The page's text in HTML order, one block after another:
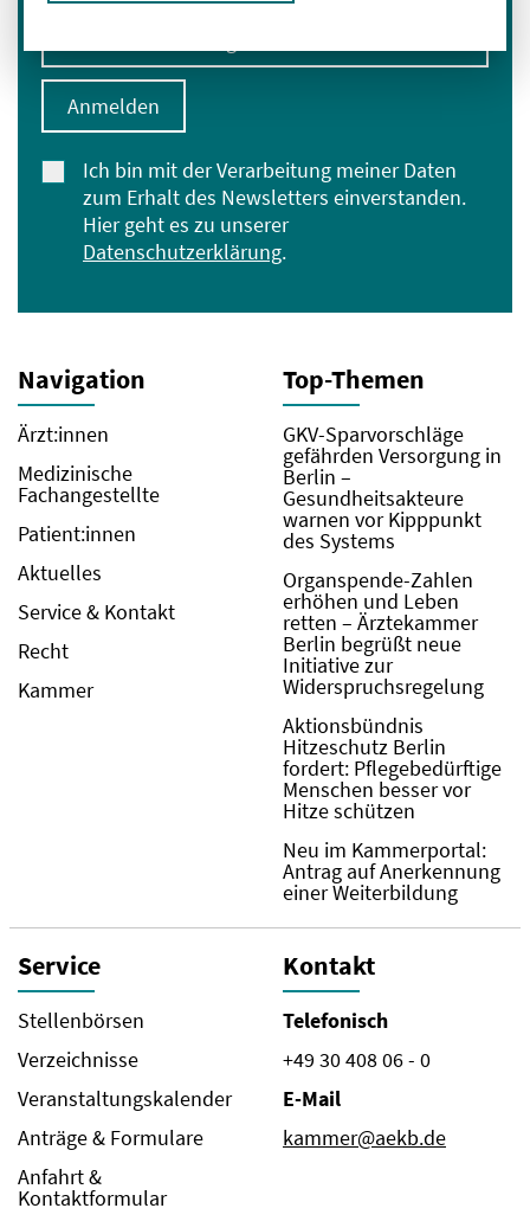
Ich bin mit der Verarbeitung meiner Daten
zum Erhalt des Newsletters einverstanden.
Hier geht es zu unserer
Datenschutzerklärung.
Anmelden
Navigation
Ärzt:innen
Medizinische
Fachangestellte
Patient:innen
Aktuelles
Service & Kontakt
Recht
Kammer
Top-Themen
GKV-Sparvorschläge
gefährden Versorgung in
Berlin –
Gesundheitsakteure
warnen vor Kipppunkt
des Systems
Organspende-Zahlen
erhöhen und Leben
retten – Ärztekammer
Berlin begrüßt neue
Initiative zur
Widerspruchsregelung
Aktionsbündnis
Hitzeschutz Berlin
fordert: Pflegebedürftige
Menschen besser vor
Hitze schützen
Neu im Kammerportal:
Antrag auf Anerkennung
einer Weiterbildung
Service
Stellenbörsen
Verzeichnisse
Veranstaltungskalender
Anträge & Formulare
Anfahrt &
Kontaktformular
Kontakt
Telefonisch
+49 30 408 06 - 0
E-Mail
kammer@aekb.de